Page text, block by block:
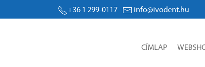
+36 1 299-0117 info@ivodent.hu
CÍMLAP